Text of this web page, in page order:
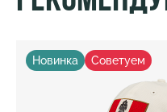
Новинка Советуем